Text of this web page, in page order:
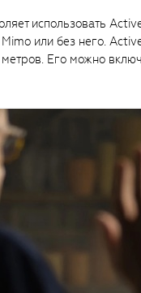
использовать
или без него.
Его можно